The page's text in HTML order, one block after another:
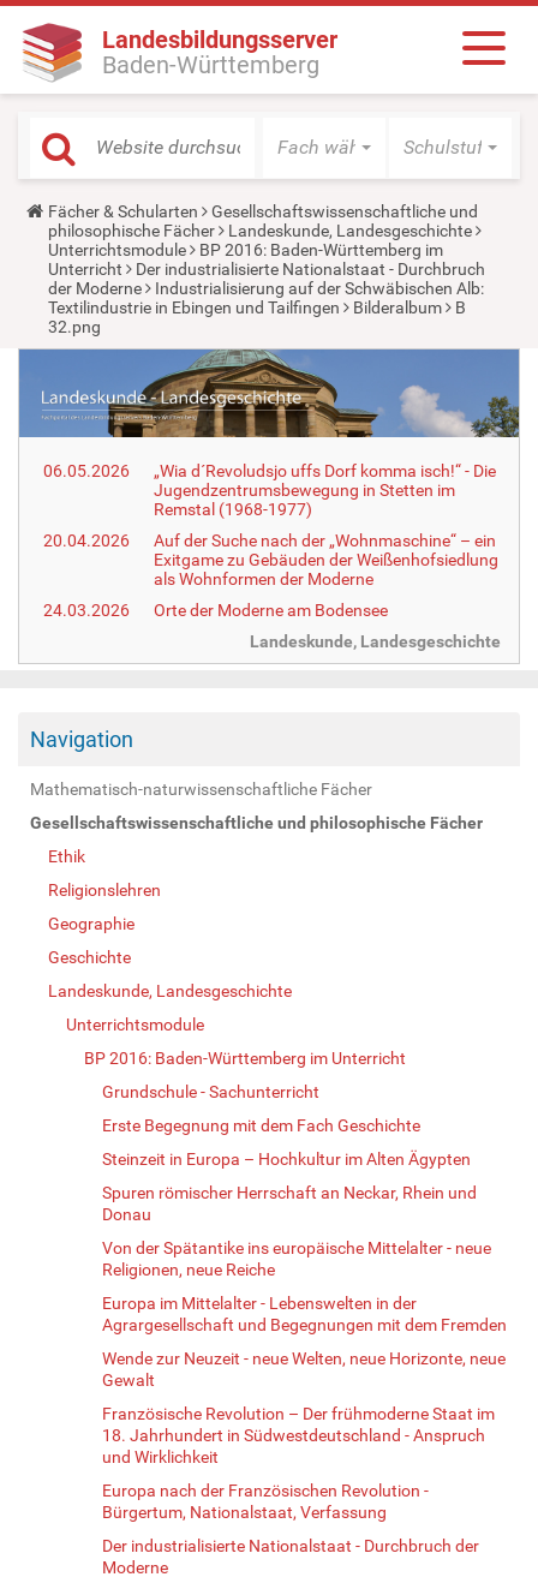
Landesbildungsserver
Baden-Württemberg
Fach wählen Schulstufe
Y
o
u
a
r
e
h
e
:
Fächer & Schularten
Gesellschaftswissenschaftliche und
philosophische Fächer
Landeskunde, Landesgeschichte
Unterrichtsmodule
BP 2016: Baden-Württemberg im
Unterricht
Der industrialisierte Nationalstaat - Durchbruch
der Moderne
Industrialisierung auf der Schwäbischen Alb:
Textilindustrie in Ebingen und Tailfingen
Bilderalbum
B
32.png
06.05.2026
„Wia d´Revoludsjo uffs Dorf komma isch!“ - Die
Jugendzentrumsbewegung in Stetten im
Remstal (1968-1977)
20.04.2026
Auf der Suche nach der „Wohnmaschine“ – ein
Exitgame zu Gebäuden der Weißenhofsiedlung
als Wohnformen der Moderne
24.03.2026
Orte der Moderne am Bodensee
Landeskunde, Landesgeschichte
Navigation
Mathematisch-naturwissenschaftliche Fächer
Gesellschaftswissenschaftliche und philosophische Fächer
Ethik
Religionslehren
Geographie
Geschichte
Landeskunde, Landesgeschichte
Unterrichtsmodule
BP 2016: Baden-Württemberg im Unterricht
Grundschule - Sachunterricht
Erste Begegnung mit dem Fach Geschichte
Steinzeit in Europa – Hochkultur im Alten Ägypten
Spuren römischer Herrschaft an Neckar, Rhein und
Donau
Von der Spätantike ins europäische Mittelalter - neue
Religionen, neue Reiche
Europa im Mittelalter - Lebenswelten in der
Agrargesellschaft und Begegnungen mit dem Fremden
Wende zur Neuzeit - neue Welten, neue Horizonte, neue
Gewalt
Französische Revolution – Der frühmoderne Staat im
18. Jahrhundert in Südwestdeutschland - Anspruch
und Wirklichkeit
Europa nach der Französischen Revolution -
Bürgertum, Nationalstaat, Verfassung
Der industrialisierte Nationalstaat - Durchbruch der
Moderne